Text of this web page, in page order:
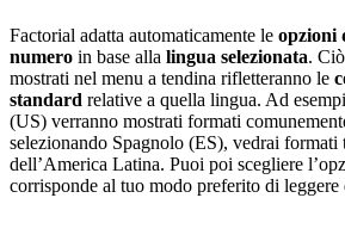
Factorial adatta automaticamente le opzioni
numero in base alla lingua selezionata. Ciò
mostrati nel menu a tendina rifletteranno le
standard relative a quella lingua. Ad
(US) verranno mostrati formati
selezionando Spagnolo (ES), vedrai formati
dell’America Latina. Puoi poi scegliere l’
corrisponde al tuo modo preferito di leggere